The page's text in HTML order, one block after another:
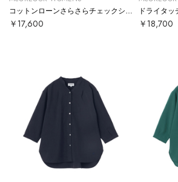
￥17,600
ドライタッ
￥18,700